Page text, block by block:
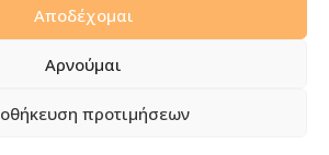
Αποδέχομαι
Αρνούμαι
προτιμήσεων
Επιχειρήσεων.
η ανάπτυξη και προώθηση των ΜΜΕ στους
οικονομικών κλάδων.